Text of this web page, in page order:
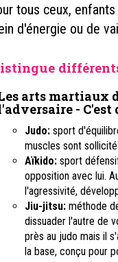
tous ceux,
d'énergie ou de
arts martiaux
- C'est
Judo:sport
muscles sont
Aïkido:sport
opposition avec lui.
l'agressivité,
Jiu-jitsu:méthode
dissuader l'autre de
près au judo mais il
la base, conçu pour